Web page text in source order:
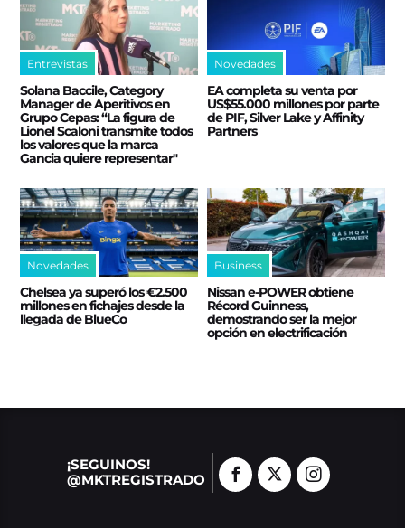
Entrevistas
Solana Baccile, Category
Manager de Aperitivos en
Grupo Cepas: “La figura de
Lionel Scaloni transmite todos
los valores que la marca
Gancia quiere representar"
Novedades
EA completa su venta por
US$55.000 millones por parte
de PIF, Silver Lake y Affinity
Partners
Novedades
Chelsea ya superó los €2.500
millones en fichajes desde la
llegada de BlueCo
Business
Nissan e‑POWER obtiene
Récord Guinness,
demostrando ser la mejor
opción en electrificación
¡SEGUINOS!
@MKTREGISTRADO